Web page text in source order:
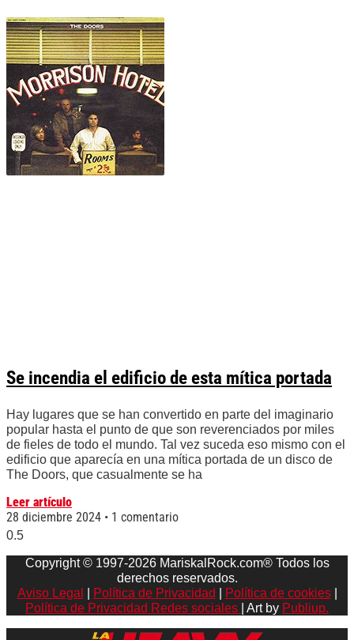
Se incendia el edificio de esta mítica portada
Hay lugares que se han convertido en parte del imaginario
popular hasta el punto de que son reverenciados por miles
de fieles de todo el mundo. Tal vez suceda eso mismo con el
edificio que aparecía en una mítica portada de un disco de
The Doors, que casualmente se ha
Leer artículo
28 diciembre 2024
1 comentario
Copyright © 1997-2026 MariskalRock.com® Todos los
derechos reservados.
Aviso Legal
Política de Privacidad Política de cookies|
Política de Privacidad Redes sociales
| Art by Publiup.